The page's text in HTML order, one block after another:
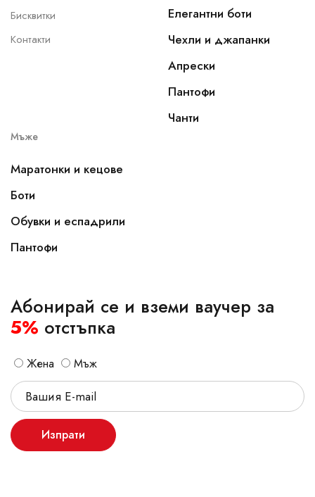
Бисквитки
Контакти
Елегантни боти
Чехли и джапанки
Апрески
Пантофи
Чанти
Мъже
Маратонки и кецове
Боти
Обувки и еспадрили
Пантофи
Абонирай се и вземи ваучер за
5% отстъпка
Жена Мъж
Изпрати